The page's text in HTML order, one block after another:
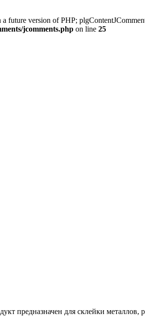
future version of PHP;
jcomments.php on line 25
предназначен для склейки металлов,